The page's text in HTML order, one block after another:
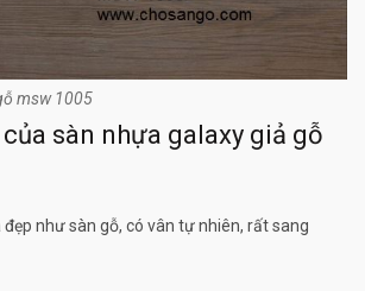
msw 1005
sàn nhựa galaxy giả gỗ
như sàn gỗ, có vân tự nhiên, rất sang